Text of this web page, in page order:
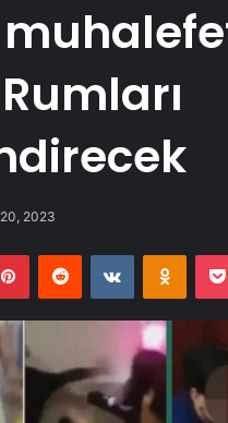
2023
PinterestReddit VKontakte